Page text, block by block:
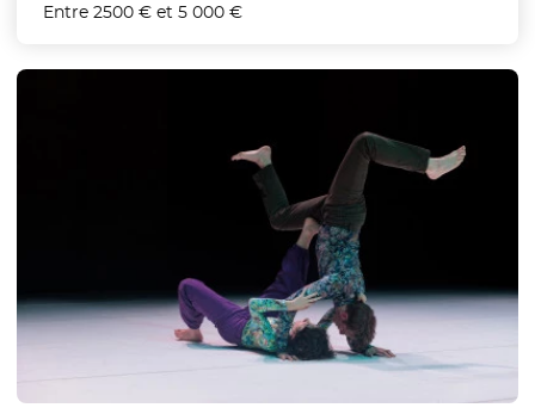
Entre 2500 € et 5 000 €